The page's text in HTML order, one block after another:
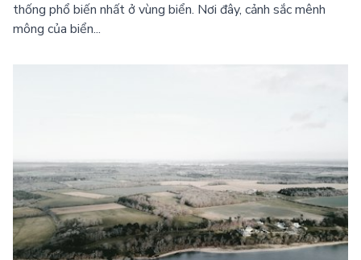
thống phổ biến nhất ở vùng biển. Nơi đây, cảnh sắc mênh
mông của biển...